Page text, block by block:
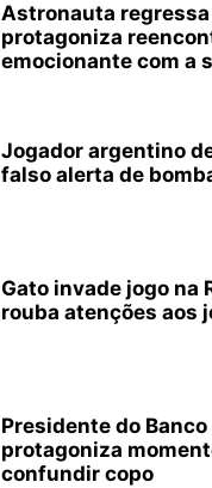
Astronauta regressa
protagoniza
emocionante com a
Jogador argentino
falso alerta de
Gato invade jogo na
rouba atenções aos
Presidente do Banco
protagoniza
confundir copo